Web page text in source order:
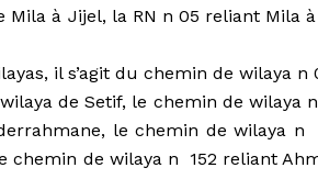
Mila à Jijel, la RN n 05 reliant Mila
il s’agit du chemin de wilaya
de Setif, le chemin de wilaya
le chemin de wilaya
chemin de wilaya n 152 reliant